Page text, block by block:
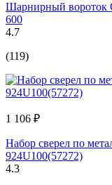
Шарнирный вороток
600
4.7
(119)
1 106 ₽
Набор сверел по
924U100(57272)
4.3